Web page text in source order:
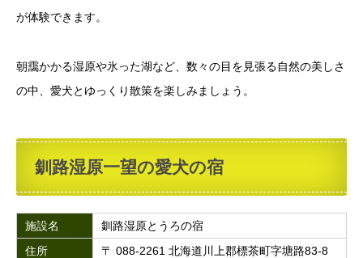
が体験できます。
朝靄かかる湿原や氷った湖など、数々の目を見張る自然の美しさ
の中、愛犬とゆっくり散策を楽しみましょう。
釧路湿原一望の愛犬の宿
施設名
釧路湿原とうろの宿
住所
〒 088-2261 北海道川上郡標茶町字塘路83-8